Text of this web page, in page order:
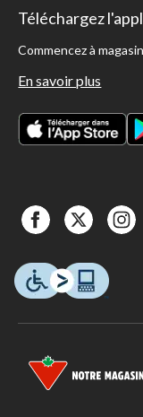
Téléchargez
Commencez à
En savoir plus